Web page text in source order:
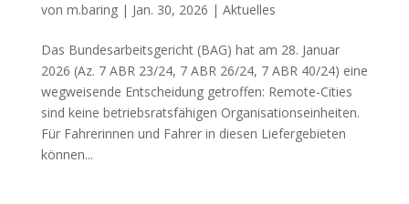
von m.baring| Jan. 30, 2026 | Aktuelles
Das Bundesarbeitsgericht (BAG) hat am 28. Januar
2026 (Az. 7 ABR 23/24, 7 ABR 26/24, 7 ABR 40/24) eine
wegweisende Entscheidung getroffen: Remote-Cities
sind keine betriebsratsfähigen Organisationseinheiten.
Für Fahrerinnen und Fahrer in diesen Liefergebieten
können...